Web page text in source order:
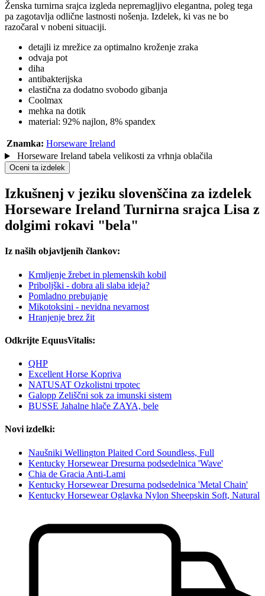
Ženska turnirna srajca izgleda nepremagljivo elegantna, poleg tega
pa zagotavlja odlične lastnosti nošenja. Izdelek, ki vas ne bo
razočaral v nobeni situaciji.
detajli iz mrežice za optimalno kroženje zraka
odvaja pot
diha
antibakterijska
elastična za dodatno svobodo gibanja
Coolmax
mehka na dotik
material: 92% najlon, 8% spandex
Znamka: Horseware Ireland
Horseware Ireland tabela velikosti za vrhnja oblačila
Oceni ta izdelek
Izkušnenj v jeziku slovenščina za izdelek
Horseware Ireland Turnirna srajca Lisa z
dolgimi rokavi "bela"
Iz naših objavljenih člankov:
Krmljenje žrebet in plemenskih kobil
Priboljški - dobra ali slaba ideja?
Pomladno prebujanje
Mikotoksini - nevidna nevarnost
Hranjenje brez žit
Odkrijte EquusVitalis:
QHP
Excellent Horse Kopriva
NATUSAT Ozkolistni trpotec
Galopp Zeliščni sok za imunski sistem
BUSSE Jahalne hlače ZAYA, bele
Novi izdelki:
Naušniki Wellington Plaited Cord Soundless, Full
Kentucky Horsewear Dresurna podsedelnica 'Wave'
Chia de Gracia Anti-Lami
Kentucky Horsewear Dresurna podsedelnica 'Metal Chain'
Kentucky Horsewear Oglavka Nylon Sheepskin Soft, Natural